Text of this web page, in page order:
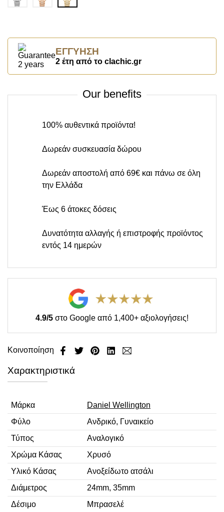
ΕΓΓΎΗΣΗ
2 έτη από το clachic.gr
Our benefits
100% αυθεντικά προϊόντα!
Δωρεάν συσκευασία δώρου
Δωρεάν αποστολή από 69€ και πάνω σε όλη
την Ελλάδα
Έως 6 άτοκες δόσεις
Δυνατότητα αλλαγής ή επιστροφής προϊόντος
εντός 14 ημερών
4.9/5 στο Google από 1,400+ αξιολογήσεις!
Κοινοποίηση
Χαρακτηριστικά
Μάρκα
Daniel Wellington
Φύλο
Ανδρικό, Γυναικείο
Τύπος
Αναλογικό
Χρώμα Κάσας
Χρυσό
Υλικό Κάσας
Ανοξείδωτο ατσάλι
Διάμετρος
24mm, 35mm
Δέσιμο
Μπρασελέ